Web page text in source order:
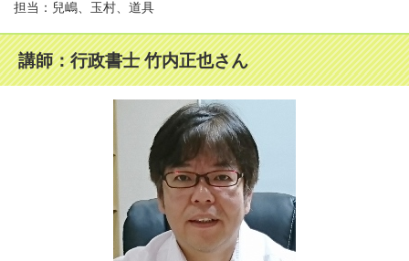
担当：兒嶋、玉村、道具
講師：行政書士 竹内正也さん